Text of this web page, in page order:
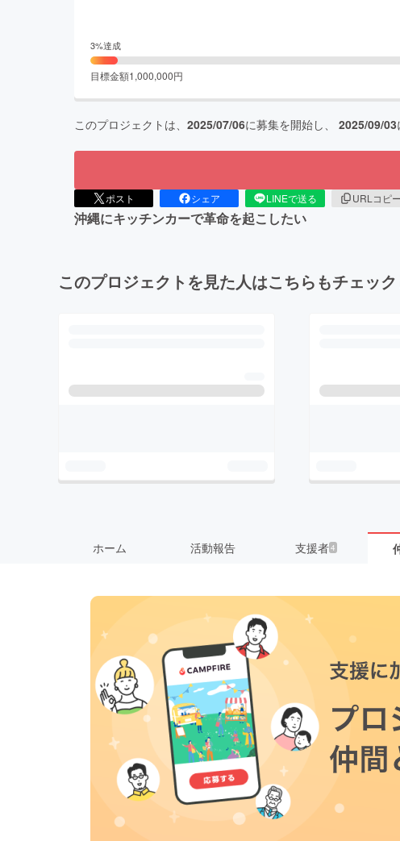
3%達成
目標金額1,000,000円
このプロジェクトは、 2025/07/06に募集を開始し、 2025/09/03
ポスト シェア LINEで送る URLコピー
沖縄にキッチンカーで革命を起こしたい
このプロジェクトを見た人はこちらもチェッ
ホーム 活動報告 支援者4